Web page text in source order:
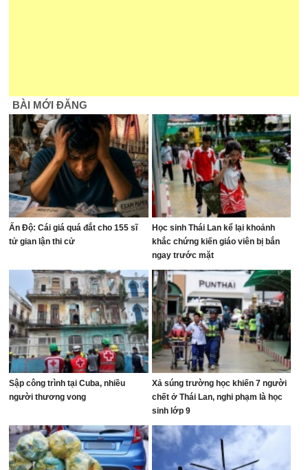
BÀI MỚI ĐĂNG
Ấn Độ: Cái giá quá đắt cho 155 sĩ
tử gian lận thi cử
Học sinh Thái Lan kể lại khoảnh
khắc chứng kiến giáo viên bị bắn
ngay trước mặt
Sập công trình tại Cuba, nhiều
người thương vong
Xả súng trường học khiến 7 người
chết ở Thái Lan, nghi phạm là học
sinh lớp 9